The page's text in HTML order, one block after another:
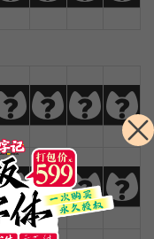
789
*()